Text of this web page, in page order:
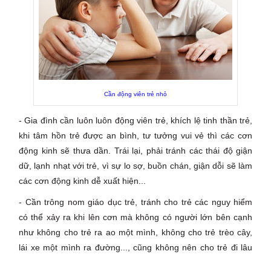
Cần động viên trẻ nhỏ
- Gia đình cần luôn luôn động viên trẻ, khích lệ tinh thần trẻ,
khi tâm hồn trẻ được an bình, tư tưởng vui vẻ thì các cơn
động kinh sẽ thưa dần. Trái lại, phải tránh các thái độ giận
dữ, lạnh nhạt với trẻ, vì sự lo sợ, buồn chán, giận dỗi sẽ làm
các cơn động kinh dễ xuất hiện...
- Cần trông nom giáo dục trẻ, tránh cho trẻ các nguy hiểm
có thể xảy ra khi lên cơn mà không có người lớn bên cạnh
như không cho trẻ ra ao một mình, không cho trẻ trèo cây,
lái xe một mình ra đường..., cũng không nên cho trẻ đi lâu